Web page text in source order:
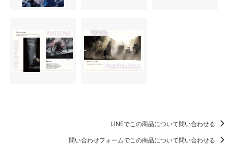
LINEでこの商品について問い合わせる
問い合わせフォームでこの商品について問い合わせる